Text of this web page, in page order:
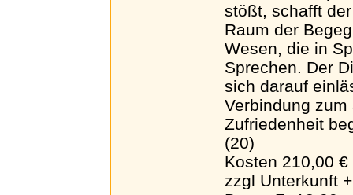
stößt, schafft
Raum der
Wesen, die in
Sprechen. Der
sich darauf
Verbindung
Zufriedenheit
(20)
Kosten 210,00
zzgl Unterkunft